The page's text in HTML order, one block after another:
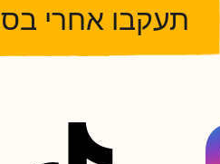
תעקבו אחרי